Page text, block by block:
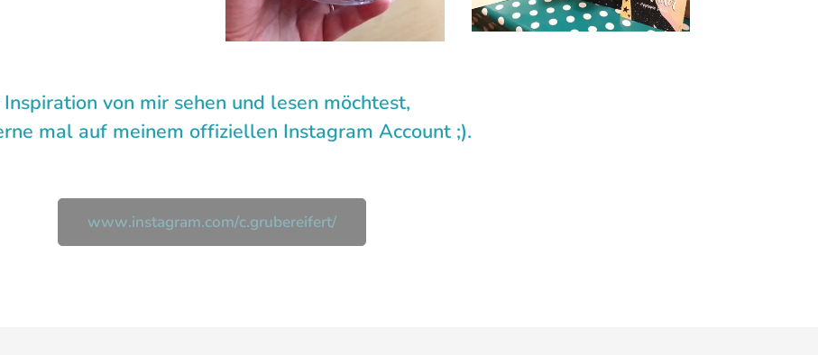
von mir sehen und lesen möchtest,
mal auf meinem offiziellen Instagram Account ;).
www.instagram.com/c.grubereifert/